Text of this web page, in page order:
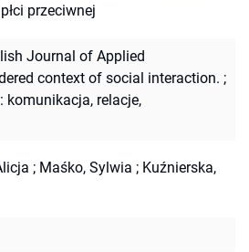
przeciwnej
Journal of Applied
context of social interaction. ;
komunikacja, relacje,
; Maśko, Sylwia ; Kuźnierska,